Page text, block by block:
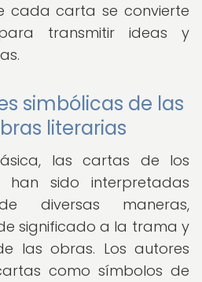
cada carta se convierte
transmitir ideas y
simbólicas de las
literarias
las cartas de los
sido interpretadas
diversas maneras,
significado a la trama y
las obras. Los autores
como símbolos de